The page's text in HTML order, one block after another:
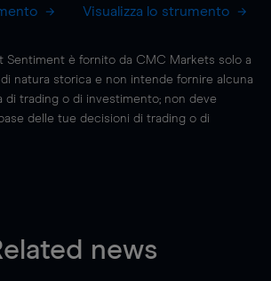
Visualizza lo strumento
Sentiment è fornito da CMC Markets solo a
natura storica e non intende fornire alcuna
di trading o di investimento; non deve
delle tue decisioni di trading o di
news